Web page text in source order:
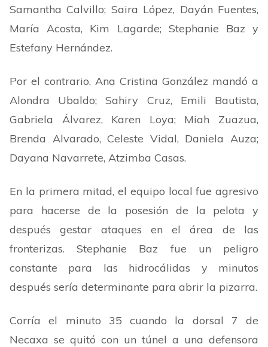
Samantha Calvillo; Saira López, Dayán Fuentes,
María Acosta, Kim Lagarde; Stephanie Baz y
Estefany Hernández.
Por el contrario, Ana Cristina González mandó a
Alondra Ubaldo; Sahiry Cruz, Emili Bautista,
Gabriela Álvarez, Karen Loya; Miah Zuazua,
Brenda Alvarado, Celeste Vidal, Daniela Auza;
Dayana Navarrete, Atzimba Casas.
En la primera mitad, el equipo local fue agresivo
para hacerse de la posesión de la pelota y
después gestar ataques en el área de las
fronterizas. Stephanie Baz fue un peligro
constante para las hidrocálidas y minutos
después sería determinante para abrir la pizarra.
Corría el minuto 35 cuando la dorsal 7 de
Necaxa se quitó con un túnel a una defensora